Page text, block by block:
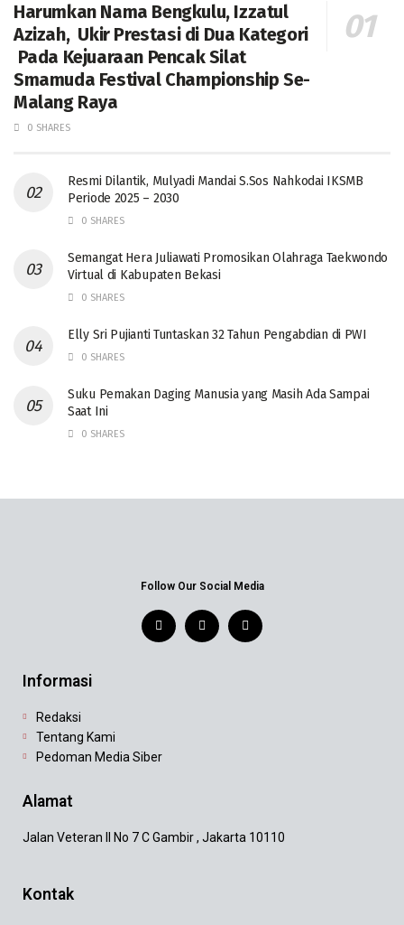
Harumkan Nama Bengkulu, Izzatul
Azizah, Ukir Prestasi di Dua Kategori
Pada Kejuaraan Pencak Silat
Smamuda Festival Championship Se-
Malang Raya
0 SHARES
Resmi Dilantik, Mulyadi Mandai S.Sos Nahkodai IKSMB
Periode 2025 – 2030
0 SHARES
Semangat Hera Juliawati Promosikan Olahraga Taekwondo
Virtual di Kabupaten Bekasi
0 SHARES
Elly Sri Pujianti Tuntaskan 32 Tahun Pengabdian di PWI
0 SHARES
‎Suku Pemakan Daging Manusia yang Masih Ada Sampai
Saat Ini
0 SHARES
Follow Our Social Media
Informasi
Redaksi
Tentang Kami
Pedoman Media Siber
Alamat
Jalan Veteran II No 7 C Gambir , Jakarta 10110
Kontak